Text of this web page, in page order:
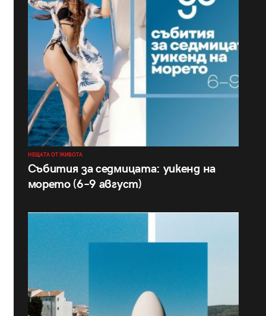
НЕЩАТА ОТ ЖИВОТА
Събития за седмицата: уикенд на
морето (6–9 август)